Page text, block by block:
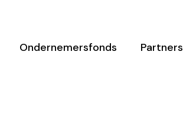
Ondernemersfonds Partners